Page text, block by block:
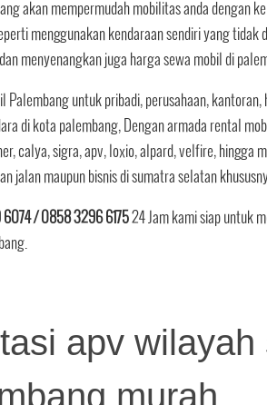
akan mempermudah mobilitas anda dengan
menggunakan kendaraan sendiri yang tidak
menyenangkan juga harga sewa mobil di
untuk pribadi, perusahaan,
di kota palembang, Dengan armada rental
calya, sigra, apv, loxio, alpard, velfire, hingga
jalan maupun bisnis di sumatra selatan
/ 0858 3296 617524 Jam kami siap untuk
apv wilayah
murah